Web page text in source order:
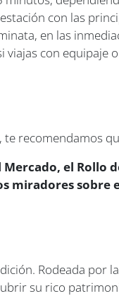
con las
en las
con equipaje
te recomendamos
el Rollo
miradores
Rodeada por
su rico